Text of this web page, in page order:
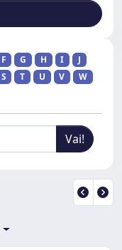
F G H I
J
S T U V
W